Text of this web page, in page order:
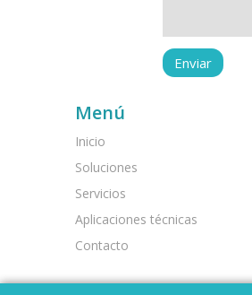
Menú
Inicio
Soluciones
Servicios
Aplicaciones técnicas
Contacto